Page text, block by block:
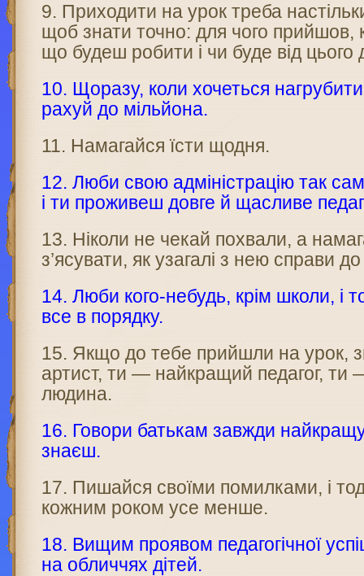
9. Приходити на урок треба
щоб знати точ­но: для чого прийшов,
що будеш робити і чи буде від цього
10. Щоразу, коли хочеться
рахуй до мільйона.
11. Намагайся їсти щодня.
12. Люби свою адміністрацію так
і ти проживеш довге й щасливе
13. Ніколи не чекай похвали, а
з’ясувати, як уза­галі з нею справи
14. Люби кого-небудь, крім школи, і
все в порядку.
15. Якщо до тебе прийшли на урок,
артист, ти — най­кращий педагог,
людина.
16. Говори батькам завжди
знаєш.
17. Пишайся своїми помилками, і
кожним роком усе менше.
18. Вищим проявом педагогічної
на обличчях дітей.